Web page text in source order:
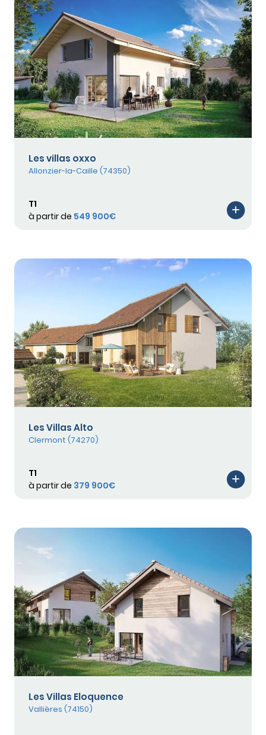
Les villas oxxo
Allonzier-la-Caille (74350)
T1
à partir de 549 900€
Les Villas Alto
Clermont (74270)
T1
à partir de 379 900€
Les Villas Eloquence
Vallières (74150)